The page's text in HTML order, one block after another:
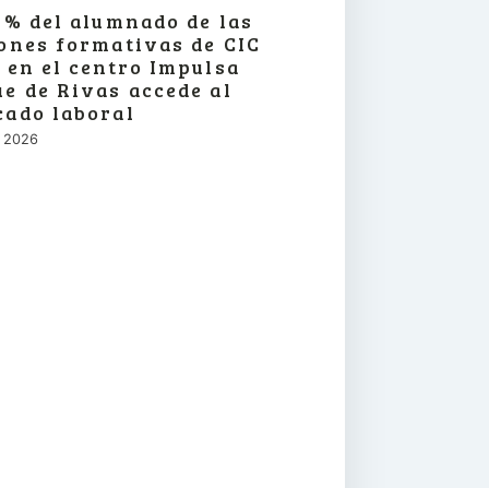
del alumnado de las
formativas de CIC
en el centro Impulsa
de Rivas accede al
laboral
2026